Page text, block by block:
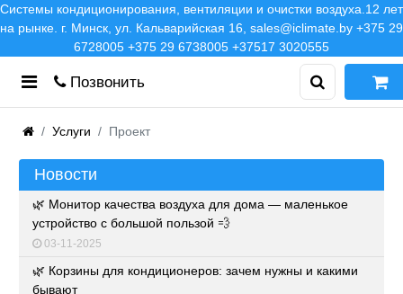
Системы кондиционирования, вентиляции и очистки воздуха.12 лет
на рынке. г. Минск, ул. Кальварийская 16, sales@iclimate.by +375 29
6728005 +375 29 6738005 +37517 3020555
Позвонить
Услуги Проект
Новости
🌿 Монитор качества воздуха для дома — маленькое
устройство с большой пользой 💨
03-11-2025
🌿 Корзины для кондиционеров: зачем нужны и какими
бывают